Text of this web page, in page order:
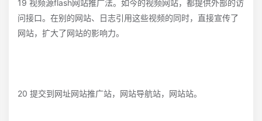
19 视频源flash网站推广法。如今的视频网站，都提供外部的访
问接口。在别的网站、日志引用这些视频的同时，直接宣传了
网站，扩大了网站的影响力。
20 提交到网址网站推广站，网站导航站，网站站。